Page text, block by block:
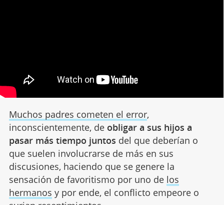
Muchos padres cometen el error,
inconscientemente, de obligar a sus hijos a
pasar más tiempo juntos del que deberían o
que suelen involucrarse de más en sus
discusiones, haciendo que se genere la
sensación de favoritismo por uno de los
hermanos y por ende, el conflicto empeore o